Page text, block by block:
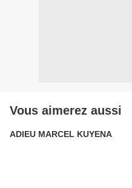
Vous aimerez aussi
ADIEU MARCEL KUYENA